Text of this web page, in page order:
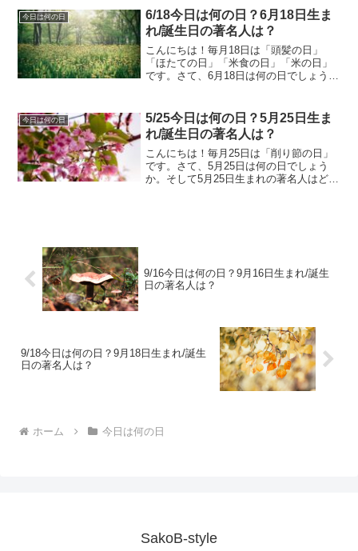
日の著名人は？5月28日は何の日？ゴルフ
記念...
今日は何の日
6/18今日は何の日？6月18日生ま
れ/誕生日の著名人は？
こんにちは！毎月18日は「頭髪の日」
「ほたての日」「米食の日」「米の日」
です。さて、6月18日は何の日でしょう
の日？6月18日生まれ/誕生日の著名人
は？6月18...
今日は何の日
5/25今日は何の日？5月25日生ま
れ/誕生日の著名人は？
こんにちは！毎月25日は「削り節の日」
です。さて、5月25日は何の日でしょう
か。そして5月25日生まれの著名人はどん
9/16今日は何の日？9月16日生まれ/誕生
日の著名人は？
9/18今日は何の日？9月18日生まれ/誕生
日の著名人は？
ホーム 今日は何の日
SakoB-style